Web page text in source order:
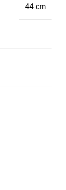
44 cm